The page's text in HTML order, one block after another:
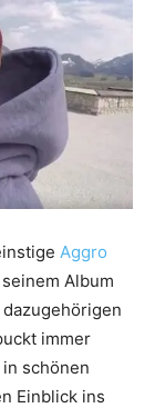
Aggro
Album
immer
schönen
Einblick ins